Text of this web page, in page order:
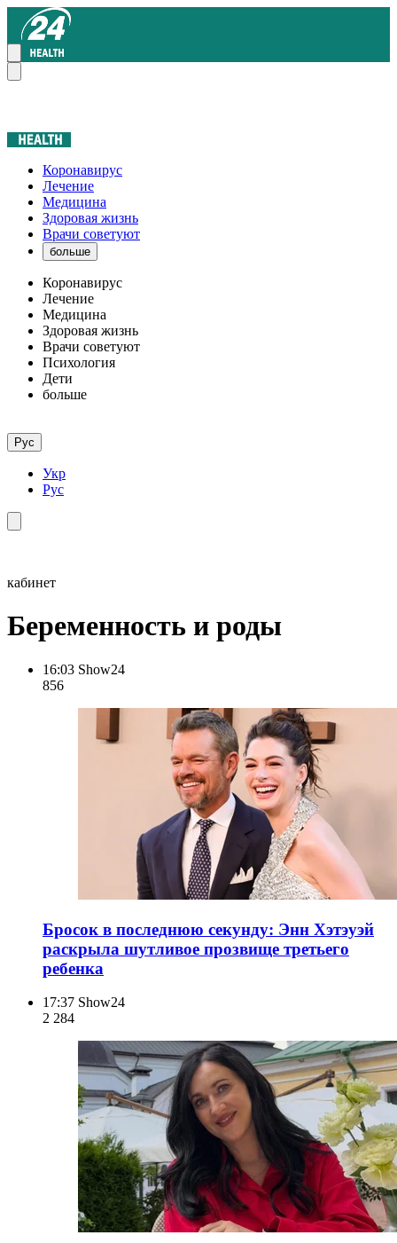
Коронавирус
Лечение
Медицина
Здоровая жизнь
Врачи советуют
больше
Коронавирус
Лечение
Медицина
Здоровая жизнь
Врачи советуют
Психология
Дети
больше
Рус
Укр
Рус
кабинет
Беременность и роды
16:03 Show24
856
Бросок в последнюю секунду: Энн Хэтэуэй
раскрыла шутливое прозвище третьего
ребенка
17:37 Show24
2 284